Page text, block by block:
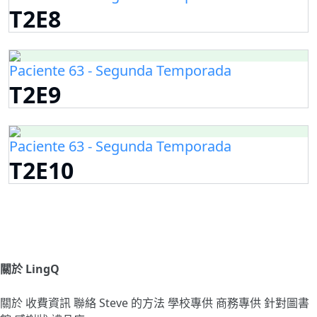
T2E8
Paciente 63 - Segunda Temporada
T2E9
Paciente 63 - Segunda Temporada
T2E10
關於 LingQ
關於 收費資訊聯絡Steve 的方法 學校專供 商務專供 針對圖書